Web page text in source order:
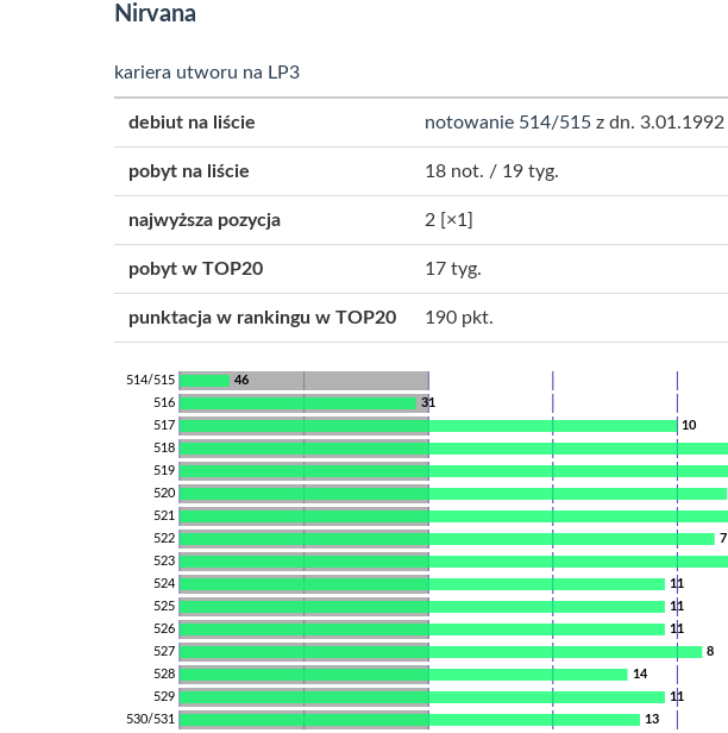
Nirvana
kariera utworu na LP3
debiut na liście notowanie 514/515 z dn. 3.01.1992
pobyt na liście 18 not. / 19 tyg.
najwyższa pozycja 2 [×1]
pobyt w TOP20 17 tyg.
punktacja w rankingu w TOP20 190 pkt.
46
514/515
31
516
10
517
518
519
520
521
7
522
523
11
524
11
525
11
526
8
527
14
528
11
529
13
530/531